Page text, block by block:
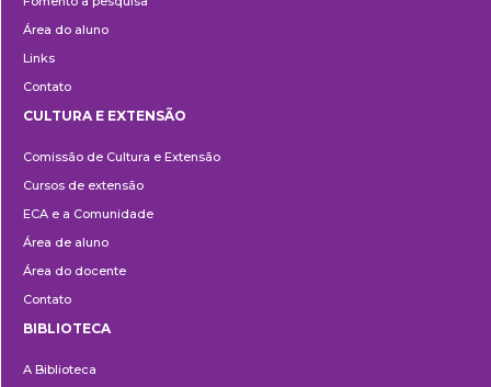
Área do aluno
Links
Contato
e
Extensão
CULTURA E EXTENSÃO
Comissão de Cultura e Extensão
Cursos de extensão
ECA e a Comunidade
Área de aluno
Área do docente
Contato
BIBLIOTECA
A Biblioteca